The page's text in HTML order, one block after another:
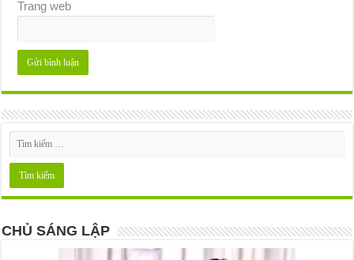
Trang web
CHỦ SÁNG LẬP